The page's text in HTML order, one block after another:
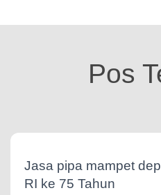
Pos
Jasa pipa mampet
RI ke 75 Tahun